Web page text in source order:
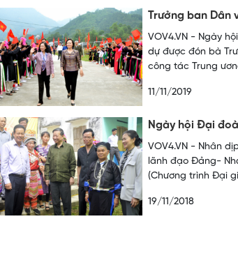
Trưởng ban Dân
VOV4.VN - Ngày
dự được đón bà
công tác Trung
11/11/2019
Ngày hội Đại
VOV4.VN - Nhân
lãnh đạo Đảng-
(Chương trình Đại
19/11/2018